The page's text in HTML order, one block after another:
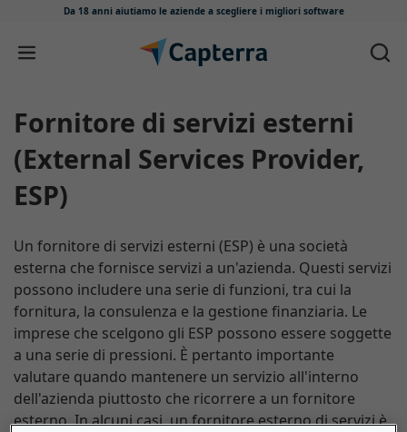
Da 18 anni aiutiamo le aziende a scegliere i migliori software
Salta e vai al contenuto
Fornitore di servizi esterni
(External Services Provider,
ESP)
Un fornitore di servizi esterni (ESP) è una società
esterna che fornisce servizi a un'azienda. Questi servizi
possono includere una serie di funzioni, tra cui la
fornitura, la consulenza e la gestione finanziaria. Le
imprese che scelgono gli ESP possono essere soggette
a una serie di pressioni. È pertanto importante
valutare quando mantenere un servizio all'interno
dell'azienda piuttosto che ricorrere a un fornitore
esterno. In alcuni casi, un fornitore esterno di servizi è